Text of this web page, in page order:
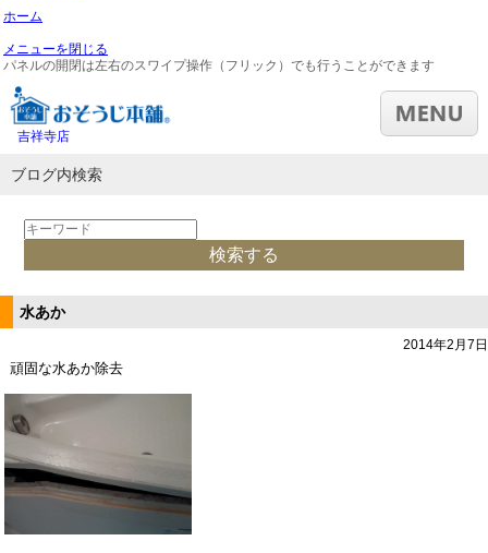
ホーム
メニューを閉じる
パネルの開閉は左右のスワイプ操作（フリック）でも行うことができます
吉祥寺店
ブログ内検索
水あか
2014年2月7日
頑固な水あか除去